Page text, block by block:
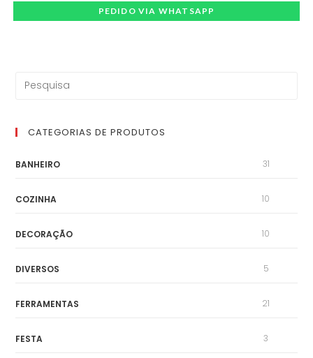
PEDIDO VIA WHATSAPP
CATEGORIAS DE PRODUTOS
BANHEIRO 31
COZINHA 10
DECORAÇÃO 10
DIVERSOS 5
FERRAMENTAS 21
FESTA 3